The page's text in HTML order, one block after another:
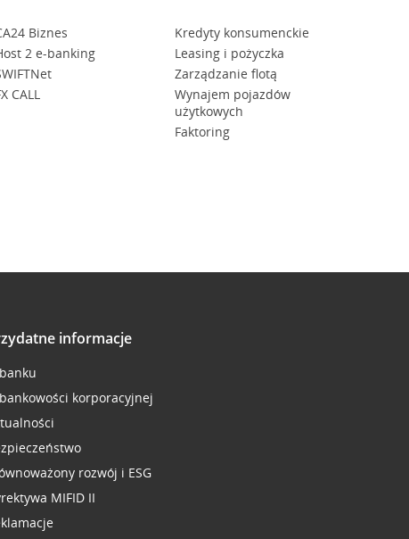
Biznes
2 e-banking
CALL
Kredyty konsumenckie
Leasing i pożyczka
Zarządzanie flotą
Wynajem pojazdów
użytkowych
Faktoring
informacje
korporacyjnej
rozwój i ESG
MIFID II